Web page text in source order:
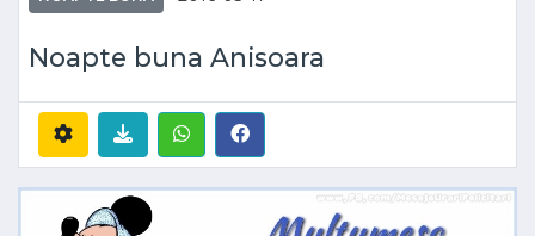
Noapte buna Anisoara